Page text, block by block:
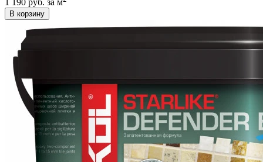
1 190 руб. за м
В корзину